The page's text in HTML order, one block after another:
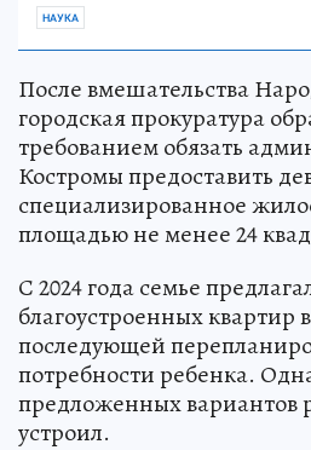
НАУКА
После вмешательства
городская прокуратура
требованием обязать
Костромы предоставить
специализированное
площадью не менее 24
С 2024 года семье
благоустроенных квартир
последующей
потребности ребенка.
предложенных вариантов
устроил.